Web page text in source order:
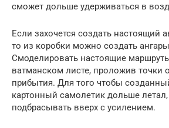
сможет дольше удерживаться в
Если захочется создать настоящий
то из коробки можно создать
Смоделировать настоящие
ватманском листе, проложив точки
прибытия. Для того чтобы
картонный самолетик дольше летал,
подбрасывать вверх с усилением.